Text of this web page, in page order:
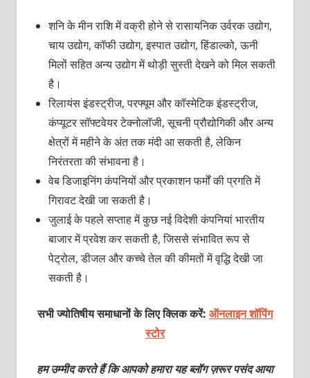
शनि के मीन राशि में वक्री होने से रासायनिक उर्वरक उद्योग,
चाय उद्योग, कॉफी उद्योग, इस्पात उद्योग, हिंडाल्को, ऊनी
मिलों सहित अन्य उद्योग में थोड़ी सुस्ती देखने को मिल सकती
है।
रिलायंस इंडस्ट्रीज, परफ्यूम और कॉस्मेटिक इंडस्ट्रीज,
कंप्यूटर सॉफ्टवेयर टेक्नोलॉजी, सूचनी प्रौद्योगिकी और अन्य
क्षेत्रों में महीने के अंत तक मंदी आ सकती है, लेकिन
निरंतरता की संभावना है।
वेब डिजाइनिंग कंपनियों और प्रकाशन फर्मों की प्रगति में
गिरावट देखी जा सकती है।
जुलाई के पहले सप्ताह में कुछ नई विदेशी कंपनियां भारतीय
बाजार में प्रवेश कर सकती है, जिससे संभावित रूप से
पेट्रोल, डीजल और कच्चे तेल की कीमतों में वृद्धि देखी जा
सकती है।
सभी ज्योतिषीय समाधानों के लिए क्लिक करें: ऑनलाइन शॉपिंग
स्टोर
हम उम्मीद करते हैं कि आपको हमारा यह ब्लॉग ज़रूर पसंद आया